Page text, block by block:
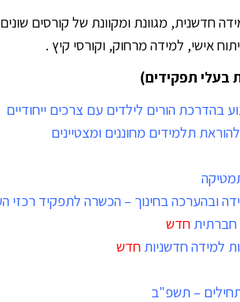
חדשנית, מגוונת ומקוונת של קורסים
אישי, למידה מרחוק, וקורסי קיץ .
בעלי תפקידים)
בהדרכת הורים לילדים עם צרכים ייחודיים
תלמידים מחוננים ומצטיינים
ובהערכה בחינוך – הכשרה לתפקיד רכזי
חברתית חדש
למידה חדשניותחדש
– תשפ"ב